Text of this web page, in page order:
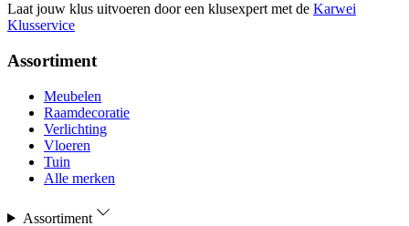
Laat jouw klus uitvoeren door een klusexpert met de Karwei
Klusservice
Assortiment
Meubelen
Raamdecoratie
Verlichting
Vloeren
Tuin
Alle merken
Assortiment